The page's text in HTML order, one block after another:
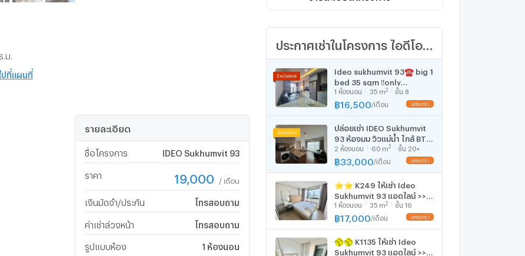
.ม.
ปที่แผนที่
รายละเอียด
ชื่อโครงการ IDEO Sukhumvit 93
ราคา 19,000 / เดือน
เงินมัดจำ/ประกัน โทรสอบถาม
ค่าเช่าล่วงหน้า โทรสอบถาม
รูปแบบห้อง 1 ห้องนอน
Ideo sukhumvit 93☎️ big 1
bed 35 sqm ‼️only
16500/month‼️ NOW
AVAILABLE 🔆✅
1 ห้องนอน 35 m2 ชั้น 8
฿16,500 /เดือน
ปล่อยเช่า IDEO Sukhumvit
93 ห้องมุม วิวแม่น้ำ ใกล้ BTS
บางจาก เพียง 80 เมตร
2 ห้องนอน 60 m2 ชั้น 20+
฿33,000 /เดือน
⭐⭐ K249 ให้เช่า Ideo
Sukhumvit 93 แอดไลน์ >>
@top98 (ใส่@ด้วย) ⭐⭐
(ภาพถ่ายจากห้องจริง)
1 ห้องนอน 35 m2 ชั้น 16
฿17,000 /เดือน
🥎🥎 K1135 ให้เช่า Ideo
Sukhumvit 93 แอดไลน์ >>